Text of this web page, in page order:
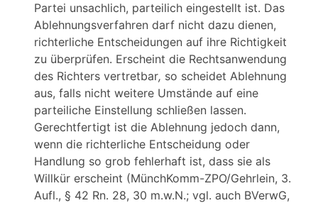
Partei unsachlich, parteilich eingestellt ist. Das
Ablehnungsverfahren darf nicht dazu dienen,
richterliche Entscheidungen auf ihre Richtigkeit
zu überprüfen. Erscheint die Rechtsanwendung
des Richters vertretbar, so scheidet Ablehnung
aus, falls nicht weitere Umstände auf eine
parteiliche Einstellung schließen lassen.
Gerechtfertigt ist die Ablehnung jedoch dann,
wenn die richterliche Entscheidung oder
Handlung so grob fehlerhaft ist, dass sie als
Willkür erscheint (MünchKomm-ZPO/Gehrlein, 3.
Aufl., § 42 Rn. 28, 30 m.w.N.; vgl. auch BVerwG,